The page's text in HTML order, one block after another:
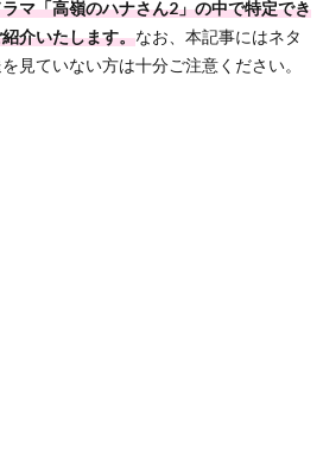
マ「高嶺のハナさん2」の中で特定でき
介いたします。なお、本記事にはネタ
見ていない方は十分ご注意ください。